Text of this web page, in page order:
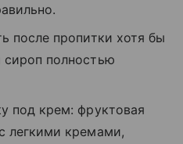
после пропитки хотя бы
полностью
под крем: фруктовая
легкими кремами,